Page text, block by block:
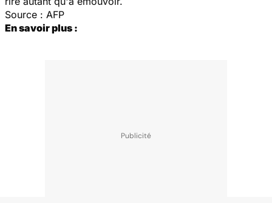
Source : AFP
En savoir plus :